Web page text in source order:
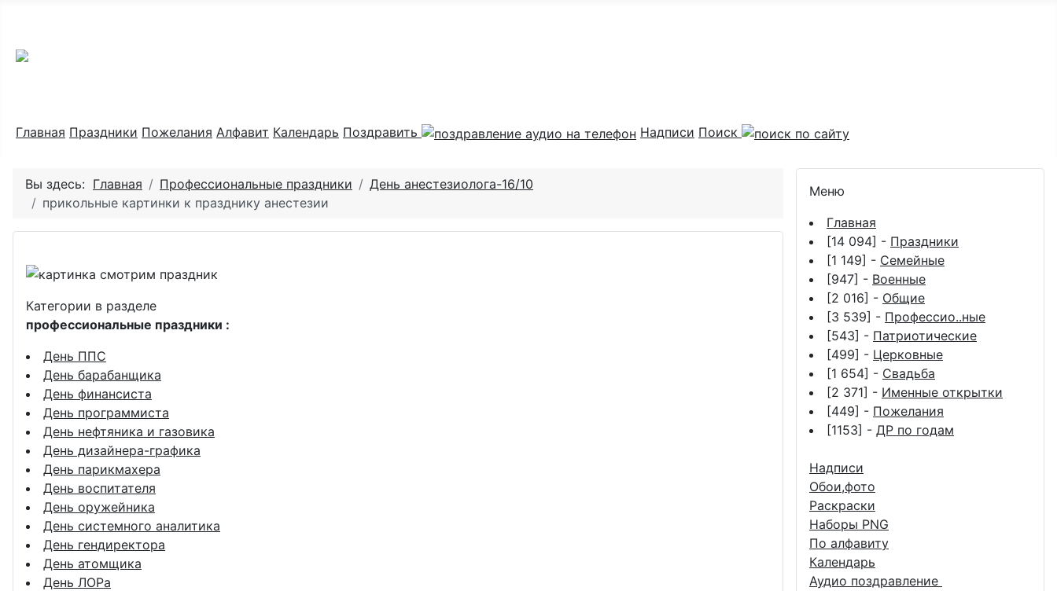
Главная Праздники Пожелания Алфавит Календарь Поздравить Надписи Поиск
Вы здесь: Главная Профессиональные праздники
День анестезиолога-16/10
прикольные картинки к празднику анестезии
Категории в разделе
профессиональные праздники :
День ППС
День барабанщика
День финансиста
День программиста
День нефтяника и газовика
День дизайнера-графика
День парикмахера
День воспитателя
День оружейника
День системного аналитика
День гендиректора
День атомщика
День ЛОРа
Меню
Главная
[14 094] - Праздники
[1 149] - Семейные
[947] - Военные
[2 016] - Общие
[3 539] - Профессио..ные
[543] - Патриотические
[499] - Церковные
[1 654] - Свадьба
[2 371] - Именные открытки
[449] - Пожелания
[1153] - ДР по годам
Надписи
Обои,фото
Раскраски
Наборы PNG
По алфавиту
Календарь
Аудио поздравление